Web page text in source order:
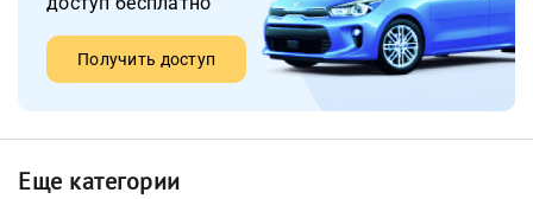
Получить доступ
Еще категории